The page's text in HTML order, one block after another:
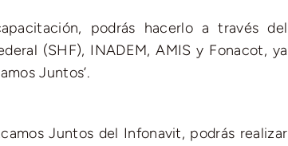
podrás hacerlo a través del
(SHF), INADEM, AMIS y Fonacot, ya
Juntos’.
Juntos del Infonavit, podrás realizar